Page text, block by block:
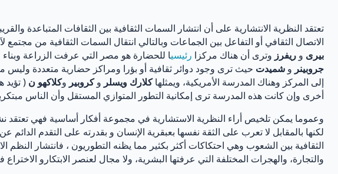
تعتقد النظرية الانتشارية على أن انتشار السمات الثقافية بين الثقافات المتباعدة
الاتصال الثقافي أو التفاعل بين الجماعات وبالتالي انتقال السمات الثقافية من
بيرى و ريفرز وترى أن هناك مركزا رئيسيا للحضارة هو مصر التي عرفت الزراعة وبناء
جروبينر و شميدت حيث ترى وجود دوائر ثقافية أو بؤرا ومراكز حضارية متعددة وليس
إلى المركز وهناك المدرسة الأمريكية، ويمثلهاكلارك ويسلر وكروبير وكلاكهو ن ( تؤيد
أخرى وإن كانت هذه المدرسة ترى إمكانية التطور المتوازي المستقل وأن الناس
وعموما يمكن تلخيص أراء النظرية الاستشارية في مجموعة أفكار أساسية فهي تعتقد
لكنها بالمقابل لا تعرب على الثقة نفسها بعبقرية الإنسان و بقدرته على التقدم
الثقافية بين الشعوب وهي احتكاكات أكثر بكثير مما يظنه التطوريون ، فانتشار
والتجارة، والهجرات المختلفة التي عرفتها البشرية، ولا مجال لعنصر الابتكارو